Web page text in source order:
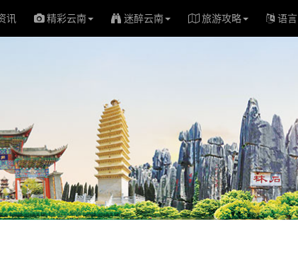
讯 精彩云南 迷醉云南 旅游攻略 语言